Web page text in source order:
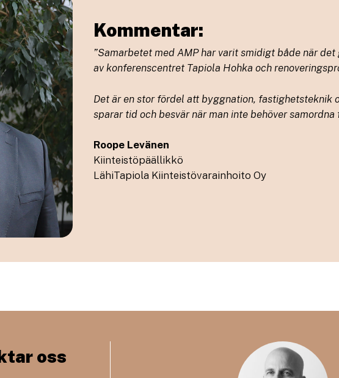
Kommentar:
”Samarbetet med AMP har varit smidigt både när
av konferenscentret Tapiola Hohka och
Det är en stor fördel att byggnation, fastighetsteknik
sparar tid och besvär när man inte behöver
Roope Levänen
Kiinteistöpäällikkö
LähiTapiola Kiinteistövarainhoito Oy
oss